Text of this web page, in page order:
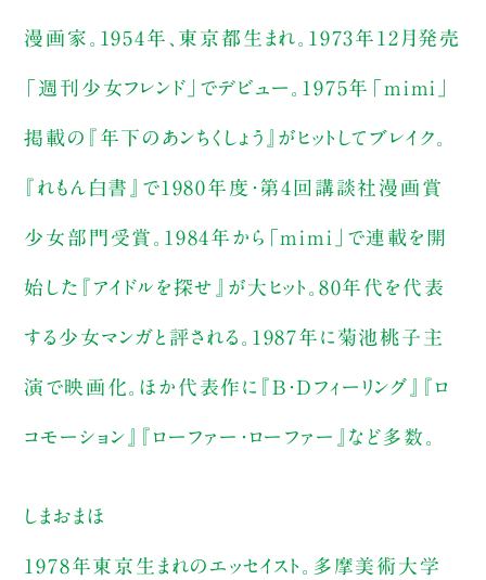
漫画家。1954年、東京都生まれ。1973年12月発売
「週刊少女フレンド」でデビュー。1975年「mimi」
掲載の『年下のあンちくしょう』がヒットしてブレイク。
『れもん白書』で1980年度・第4回講談社漫画賞
少女部門受賞。1984年から「mimi」で連載を開
始した『アイドルを探せ』が大ヒット。80年代を代表
する少女マンガと評される。1987年に菊池桃子主
演で映画化。ほか代表作に『B・Dフィーリング』『ロ
コモーション』『ローファー・ローファー』など多数。
しまおまほ
1978年東京生まれのエッセイスト。多摩美術大学